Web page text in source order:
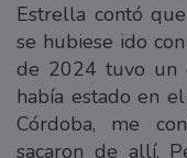
Estrella contó
se hubiese ido
de 2024 tuvo un
había estado en
Córdoba, me
sacaron de allí.